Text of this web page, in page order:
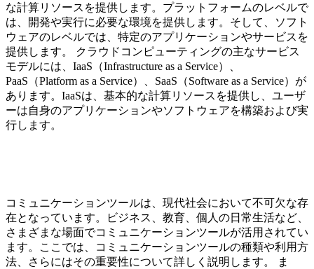
な計算リソースを提供します。プラットフォームのレベルで
は、開発や実行に必要な環境を提供します。そして、ソフト
ウェアのレベルでは、特定のアプリケーションやサービスを
提供します。 クラウドコンピューティングの主なサービス
モデルには、IaaS（Infrastructure as a Service）、
PaaS（Platform as a Service）、SaaS（Software as a Service）が
あります。IaaSは、基本的な計算リソースを提供し、ユーザ
ーは自身のアプリケーションやソフトウェアを構築および実
行します。
コミュニケーションツールは、現代社会において不可欠な存
在となっています。ビジネス、教育、個人の日常生活など、
さまざまな場面でコミュニケーションツールが活用されてい
ます。ここでは、コミュニケーションツールの種類や利用方
法、さらにはその重要性について詳しく説明します。 ま